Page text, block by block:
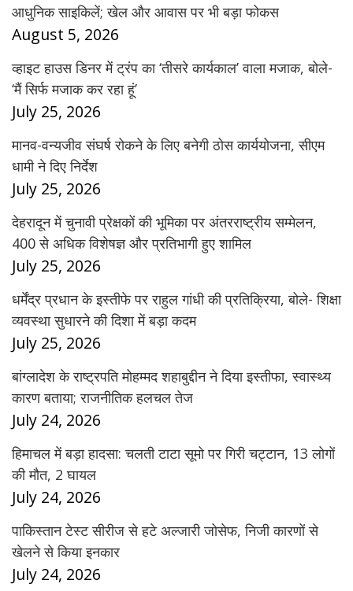
आधुनिक साइकिलें; खेल और आवास पर भी बड़ा फोकस
August 5, 2026
व्हाइट हाउस डिनर में ट्रंप का ‘तीसरे कार्यकाल’ वाला मजाक, बोले-
‘मैं सिर्फ मजाक कर रहा हूं’
July 25, 2026
मानव-वन्यजीव संघर्ष रोकने के लिए बनेगी ठोस कार्ययोजना, सीएम
धामी ने दिए निर्देश
July 25, 2026
देहरादून में चुनावी प्रेक्षकों की भूमिका पर अंतरराष्ट्रीय सम्मेलन,
400 से अधिक विशेषज्ञ और प्रतिभागी हुए शामिल
July 25, 2026
धर्मेंद्र प्रधान के इस्तीफे पर राहुल गांधी की प्रतिक्रिया, बोले- शिक्षा
व्यवस्था सुधारने की दिशा में बड़ा कदम
July 25, 2026
बांग्लादेश के राष्ट्रपति मोहम्मद शहाबुद्दीन ने दिया इस्तीफा, स्वास्थ्य
कारण बताया; राजनीतिक हलचल तेज
July 24, 2026
हिमाचल में बड़ा हादसा: चलती टाटा सूमो पर गिरी चट्टान, 13 लोगों
की मौत, 2 घायल
July 24, 2026
पाकिस्तान टेस्ट सीरीज से हटे अल्जारी जोसेफ, निजी कारणों से
खेलने से किया इनकार
July 24, 2026